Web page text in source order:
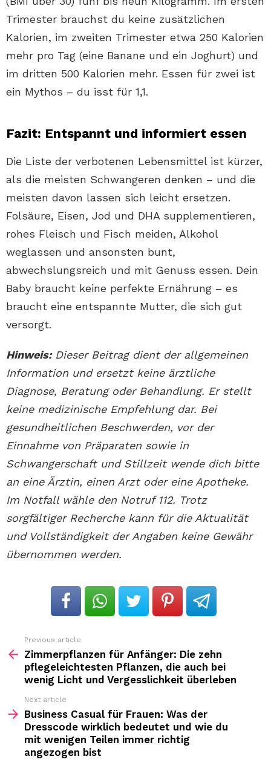
Trimester brauchst du keine zusätzlichen
Kalorien, im zweiten Trimester etwa 250 Kalorien
mehr pro Tag (eine Banane und ein Joghurt) und
im dritten 500 Kalorien mehr. Essen für zwei ist
ein Mythos – du isst für 1,1.
Fazit: Entspannt und informiert essen
Die Liste der verbotenen Lebensmittel ist kürzer,
als die meisten Schwangeren denken – und die
meisten davon lassen sich leicht ersetzen.
Folsäure, Eisen, Jod und DHA supplementieren,
rohes Fleisch und Fisch meiden, Alkohol
weglassen und ansonsten bunt,
abwechslungsreich und mit Genuss essen. Dein
Baby braucht keine perfekte Ernährung – es
braucht eine entspannte Mutter, die sich gut
versorgt.
Hinweis:Dieser Beitrag dient der allgemeinen
Information und ersetzt keine ärztliche
Diagnose, Beratung oder Behandlung. Er stellt
keine medizinische Empfehlung dar. Bei
gesundheitlichen Beschwerden, vor der
Einnahme von Präparaten sowie in
Schwangerschaft und Stillzeit wende dich bitte
an eine Ärztin, einen Arzt oder eine Apotheke.
Im Notfall wähle den Notruf 112. Trotz
sorgfältiger Recherche kann für die Aktualität
und Vollständigkeit der Angaben keine Gewähr
übernommen werden.
more
Previous article
Zimmerpflanzen für Anfänger: Die zehn
pflegeleichtesten Pflanzen, die auch bei
wenig Licht und Vergesslichkeit überleben
Next article
Business Casual für Frauen: Was der
Dresscode wirklich bedeutet und wie du
mit wenigen Teilen immer richtig
angezogen bist